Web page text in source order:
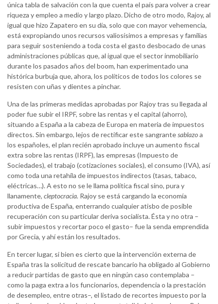
única tabla de salvación con la que cuenta el país para volver a crear
riqueza y empleo a medio y largo plazo. Dicho de otro modo, Rajoy, al
igual que hizo Zapatero en su día, solo que con mayor vehemencia,
está expropiando unos recursos valiosísimos a empresas y familias
para seguir sosteniendo a toda costa el gasto desbocado de unas
administraciones públicas que, al igual que el sector inmobiliario
durante los pasados años del boom, han experimentado una
histórica burbuja que, ahora, los políticos de todos los colores se
resisten con uñas y dientes a pinchar.
Una de las primeras medidas aprobadas por Rajoy tras su llegada al
poder fue subir el IRPF, sobre las rentas y el capital (ahorro),
situando a España a la cabeza de Europa en materia de impuestos
directos. Sin embargo, lejos de rectificar este sangrantesablazoa
los españoles, el plan recién aprobado incluye un aumento fiscal
extra sobre las rentas (IRPF), las empresas (Impuesto de
Sociedades), el trabajo (cotizaciones sociales), el consumo (IVA), así
como toda una retahíla de impuestos indirectos (tasas, tabaco,
eléctricas…). A esto no se le llama política fiscal sino, pura y
llanamente, cleptocracia. Rajoy se está cargando la economía
productiva de España, enterrando cualquier atisbo de posible
recuperación con su particular deriva socialista. Ésta y no otra –
subir impuestos y recortar poco el gasto– fue la senda emprendida
por Grecia, y ahí están los resultados.
En tercer lugar, si bien es cierto que la intervención externa de
España tras la solicitud de rescate bancario ha obligado al Gobierno
a reducir partidas de gasto que en ningún caso contemplaba –
como la paga extra a los funcionarios, dependencia o la prestación
de desempleo, entre otras–, el listado de recortes impuesto por la